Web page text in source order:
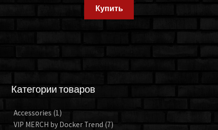
Купить
Категории товаров
Accessories (1)
VIP MERCH by Docker Trend (7)